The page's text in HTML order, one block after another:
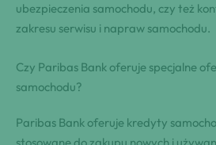
ubezpieczenia samochodu, czy też
zakresu serwisu i napraw samochodu.
Czy Paribas Bank oferuje specjalne
samochodu?
Paribas Bank oferuje kredyty